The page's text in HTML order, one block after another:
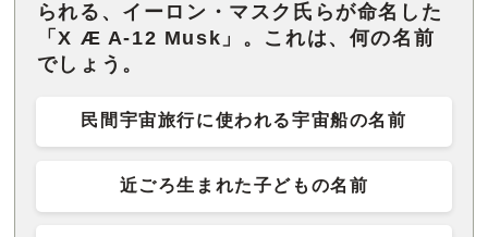
られる、イーロン・マスク氏らが命名した
「X Æ A-12 Musk」。これは、何の名前
でしょう。
民間宇宙旅行に使われる宇宙船の名前
近ごろ生まれた子どもの名前